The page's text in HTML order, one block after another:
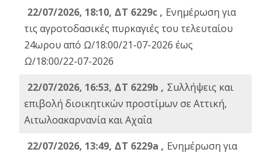
22/07/2026, 18:10, ΔΤ 6229c , Ενημέρωση για
τις αγροτοδασικές πυρκαγιές του τελευταίου
24ωρου από Ω/18:00/21-07-2026 έως
Ω/18:00/22-07-2026
22/07/2026, 16:53, ΔΤ 6229b , Σuλλήψεις και
επιβολή διοικητικών προστίμων σε Αττική,
Αιτωλοακαρνανία και Αχαΐα
22/07/2026, 13:49, ΔΤ 6229a , Ενημέρωση για